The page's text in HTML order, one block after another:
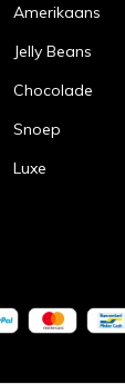
Amerikaans
Jelly Beans
Chocolade
Snoep
Luxe